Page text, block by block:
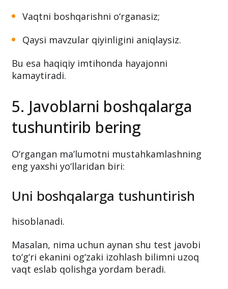
Vaqtni boshqarishni o‘rganasiz;
Qaysi mavzular qiyinligini aniqlaysiz.
Bu esa haqiqiy imtihonda hayajonni
kamaytiradi.
5. Javoblarni boshqalarga
tushuntirib bering
O‘rgangan ma’lumotni mustahkamlashning
eng yaxshi yo‘llaridan biri:
Uni boshqalarga tushuntirish
hisoblanadi.
Masalan, nima uchun aynan shu test javobi
to‘g‘ri ekanini og‘zaki izohlash bilimni uzoq
vaqt eslab qolishga yordam beradi.